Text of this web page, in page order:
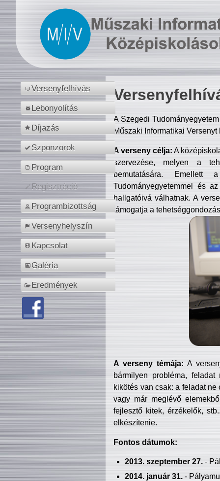
Versenyfelhívás
Lebonyolítás
Díjazás
Szponzorok
Program
Regisztráció
Programbizottság
Versenyhelyszín
Kapcsolat
Galéria
Eredmények
A Szegedi
Műszaki Informatikai
A verseny célja: A
szervezése, melyen a
bemutatására. Emellett
Tudományegyetemmel és
hallgatóivá válhatnak. A
támogatja a
A verseny témája: A
bármilyen probléma, feladat
kikötés van csak: a feladat
vagy már meglévő
fejlesztő kitek, érzékelők,
elkészítenie.
Fontos dátumok:
2013. szeptember 27.-
2014. január 31.-